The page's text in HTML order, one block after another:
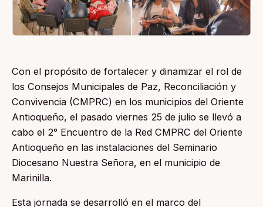
Con el propósito de fortalecer y dinamizar el rol de
los Consejos Municipales de Paz, Reconciliación y
Convivencia (CMPRC) en los municipios del Oriente
Antioqueño, el pasado viernes 25 de julio se llevó a
cabo el 2° Encuentro de la Red CMPRC del Oriente
Antioqueño en las instalaciones del Seminario
Diocesano Nuestra Señora, en el municipio de
Marinilla.
Esta jornada se desarrolló en el marco del